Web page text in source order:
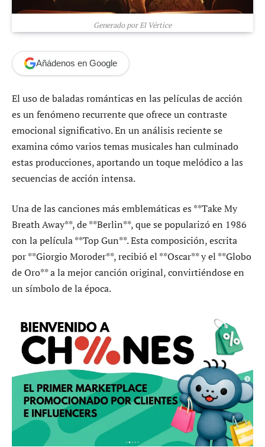
Generado por El Vértice
Añádenos en Google
El uso de baladas románticas en las películas de acción
es un fenómeno recurrente que ofrece un contraste
emocional significativo. En un análisis reciente se
examina cómo varios temas musicales han culminado
estas producciones, aportando un toque melódico a las
secuencias de acción intensa.
Una de las canciones más emblemáticas es **Take My
Breath Away**, de **Berlin**, que se popularizó en 1986
con la película **Top Gun**. Esta composición, escrita
por **Giorgio Moroder**, recibió el **Oscar** y el **Globo
de Oro** a la mejor canción original, convirtiéndose en
un símbolo de la época.